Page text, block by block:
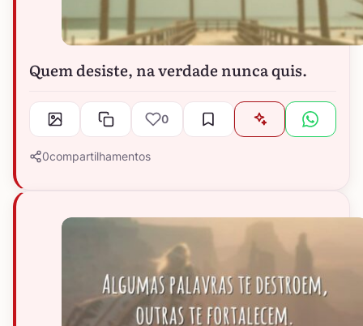
Quem desiste, na verdade nunca quis.
0
0compartilhamentos